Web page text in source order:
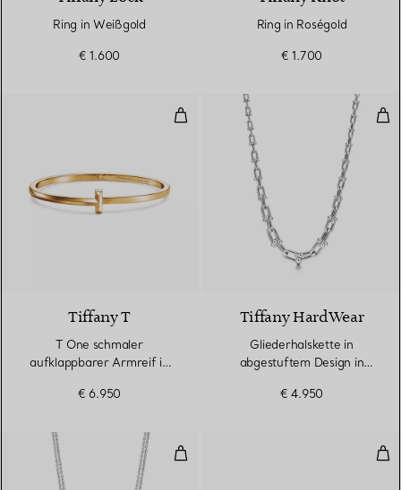
Ring in Weißgold
€ 1.600
Ring in Roségold
€ 1.700
T One schmaler aufklappbarer
3 Materialien
Tiffany T
T One schmaler
aufklappbarer Armreif in
€ 6.950
Tiffany HardWear
Gliederhalskette in
abgestuftem Design in
€ 4.950
Doppelter Gliederanhänger,